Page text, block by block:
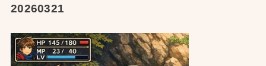
20260321